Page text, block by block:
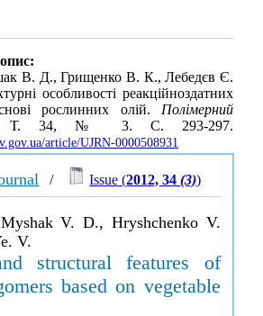
В. Д., Грищенко В. К., Лебедєв Є.
особливості реакційноздатних
рослинних олій. Полімерний
Т. 34, № 3. С. 293-297.
article/UJRN-0000508931
/ Issue (2012, 34(3))
V. D., Hryshchenko V.
V.
structural features of
based on vegetable